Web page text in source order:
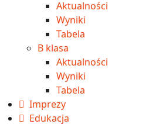
Aktualności
Wyniki
Tabela
B klasa
Aktualności
Wyniki
Tabela
Imprezy
Edukacja